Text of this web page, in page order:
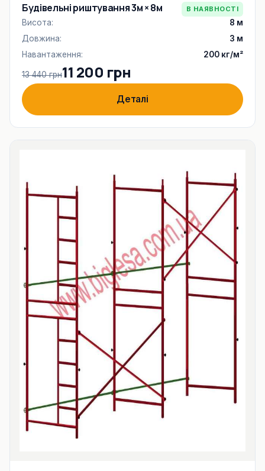
Будівельні риштування 3м × 8м В НАЯВНОСТІ
Висота:
8 м
Довжина:
3 м
Навантаження:
200 кг/м²
13 440 грн11 200 грн
Деталі